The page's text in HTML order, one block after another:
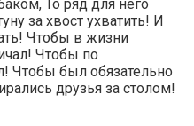
То ряд для него
за хвост ухватить! И
Чтобы в жизни
Чтобы по
Чтобы был обязательно
друзья за столом!